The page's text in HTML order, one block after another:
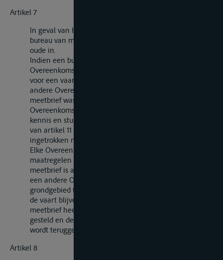
Artikel 7
In geval van hermeting van een vaartuig trekt het
bureau van meting dat de nieuwe meetbrief afgeeft, de
oude in.
Indien een bureau van meting van een
Overeenkomstsluitende Partij een meetbrief afgeeft
voor een vaartuig, waarvoor door een bureau van een
andere Overeenkomstsluitende Partij reeds eerder een
meetbrief was afgegeven, stelt de eerste
Overeenkomstsluitende Partij de tweede daarvan in
kennis en stuurt haar overeenkomstig de bepalingen
van artikel 11 van de Bijlage bij deze Overeenkomst de
ingetrokken meetbrief terug.
Elke Overeenkomstsluitende Partij neemt de nodige
maatregelen opdat, indien een vaartuig, waarvoor de
meetbrief is afgegeven door een bureau van meting van
een andere Overeenkomstsluitende Partij op haar
grondgebied tenietgaat of gesloopt wordt of daar voor
de vaart blijvend ongeschikt wordt, het bureau dat de
meetbrief heeft afgegeven daarvan in kennis wordt
gesteld en de meetbrief zo mogelijk aan dat bureau
wordt teruggezonden.
Artikel 8